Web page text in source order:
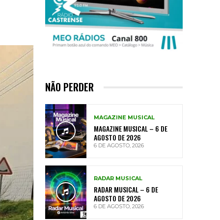
NÃO PERDER
MAGAZINE MUSICAL
MAGAZINE MUSICAL – 6 DE
AGOSTO DE 2026
6 DE AGOSTO, 2026
RADAR MUSICAL
RADAR MUSICAL – 6 DE
AGOSTO DE 2026
6 DE AGOSTO, 2026